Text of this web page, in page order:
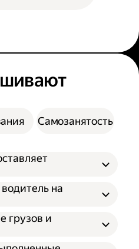
Самозанятость
на
грузов и